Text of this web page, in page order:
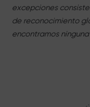
excepciones
de reconocimiento
encontramos